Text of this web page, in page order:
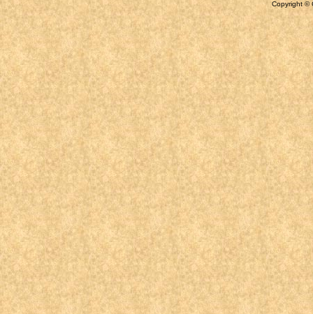
Copyright ©